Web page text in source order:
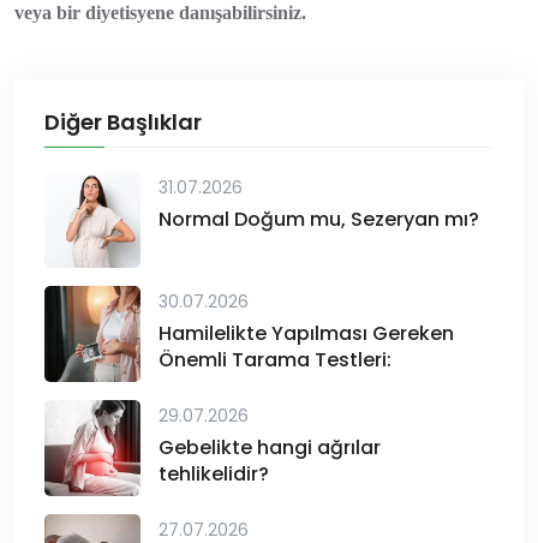
veya bir diyetisyene danışabilirsiniz.
Diğer Başlıklar
31.07.2026
Normal Doğum mu, Sezeryan mı?
30.07.2026
Hamilelikte Yapılması Gereken
Önemli Tarama Testleri:
29.07.2026
Gebelikte hangi ağrılar
tehlikelidir?
27.07.2026